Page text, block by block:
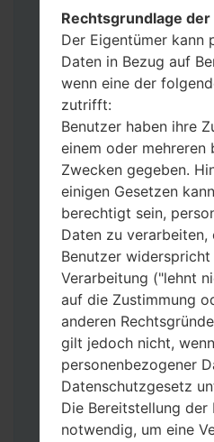
möchten, wählen
anderen Fall wählen
um Ihre Daten zu
Jetzt schalten Sie
aktivieren Sie
Methoden, wie es geht:
Halten Sie die
Bixbi- Tasten gedrückt.
Halten Sie
gedrückt. Schließen
einem USB-Kabel an
Halten Sie die
Home-Tasten
Schließen Sie
halten Sie die
gedrückt.
Halten Sie die
Tasten gedrückt.
Dann schließen Sie
an, das Programm
Rechtsgrundlage
Der Eigentümer kann
Daten in Bezug auf
wenn eine der
zutrifft:
Benutzer haben ihre
einem oder mehreren
Zwecken gegeben.
einigen Gesetzen
berechtigt sein,
Daten zu verarbeiten,
Benutzer
Verarbeitung ("lehnt
auf die Zustimmung
anderen
gilt jedoch nicht,
personenbezogener
Datenschutzgesetz
Die Bereitstellung der
notwendig, um eine